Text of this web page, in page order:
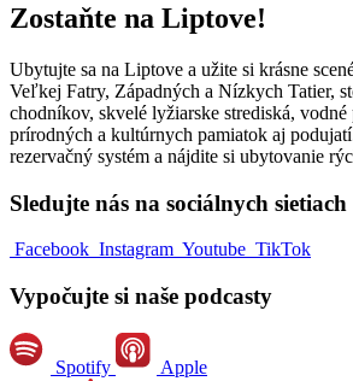
Zostaňte na Liptove!
Ubytujte sa na Liptove a užite si krásne
Veľkej Fatry, Západných a Nízkych Tatier,
chodníkov, skvelé lyžiarske strediská,
prírodných a kultúrnych pamiatok aj
rezervačný systém a nájdite si ubytovanie
Sledujte nás na sociálnych sietiach
Facebook Instagram Youtube TikTok
Vypočujte si naše podcasty
Spotify Apple